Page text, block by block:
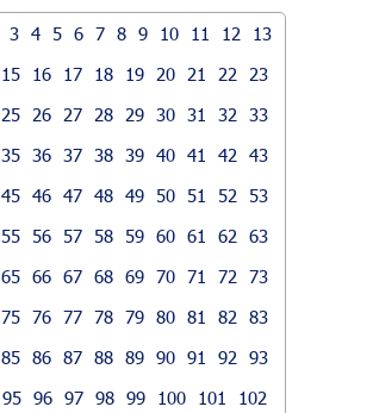
3 4 5 6 7 8 9 10 11 12
13
15 16 17 18 19 20 21 22
23
25 26 27 28 29 30 31 32
33
35 36 37 38 39 40 41 42
43
45 46 47 48 49 50 51 52
53
55 56 57 58 59 60 61 62
63
65 66 67 68 69 70 71 72
73
75 76 77 78 79 80 81 82
83
85 86 87 88 89 90 91 92
93
95 96 97 98 99 100 101
102